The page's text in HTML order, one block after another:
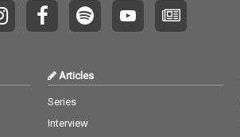
Articles
Series
Interview